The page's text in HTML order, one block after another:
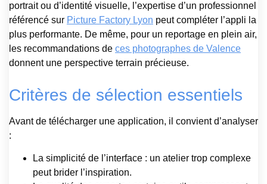
portrait ou d’identité visuelle, l’expertise d’un professionnel
référencé sur Picture Factory Lyon peut compléter l’appli la
plus performante. De même, pour un reportage en plein air,
les recommandations de ces photographes de Valence
donnent une perspective terrain précieuse.
Critères de sélection essentiels
Avant de télécharger une application, il convient d’analyser
:
La simplicité de l’interface : un atelier trop complexe
peut brider l’inspiration.